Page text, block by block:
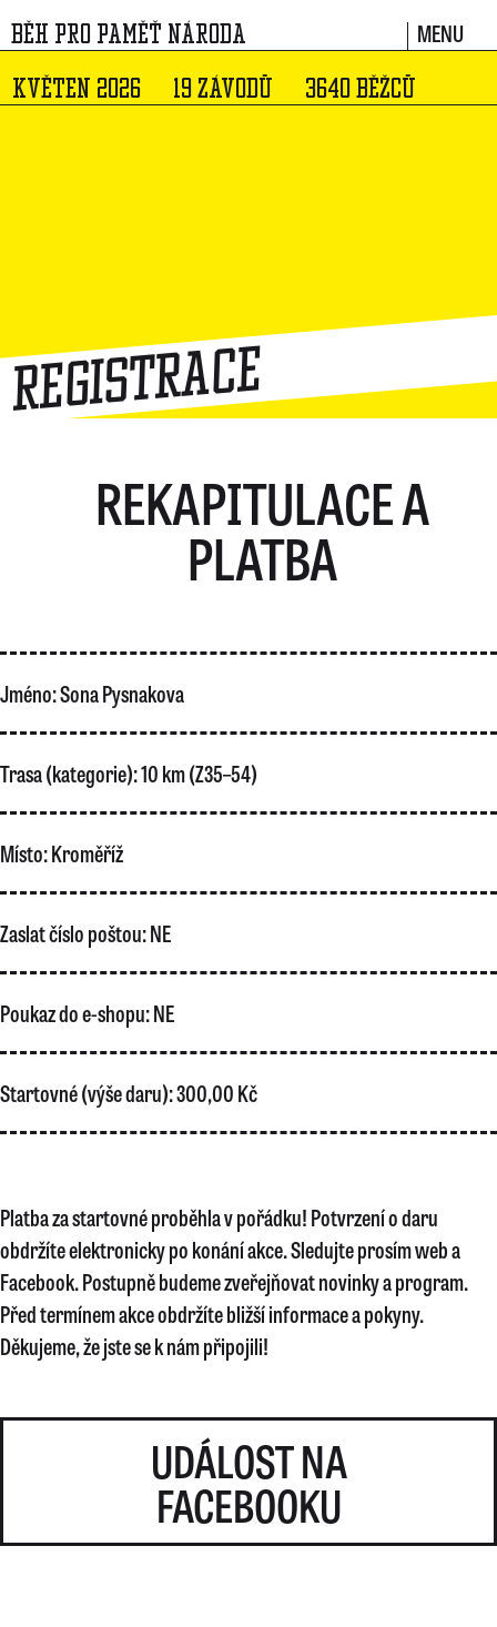
BĚH PRO PAMĚŤ NÁRODA MENU
KVĚTEN 2026 19 ZÁVODŮ 3640 BĚŽCŮ
Registrace
REKAPITULACE A
PLATBA
Jméno:Sona Pysnakova
Trasa (kategorie):10 km (Z35–54)
Místo:Kroměříž
Zaslat číslo poštou:NE
Poukaz do e-shopu:NE
Startovné (výše daru):300,00 Kč
Platba za startovné proběhla v pořádku! Potvrzení o daru
obdržíte elektronicky po konání akce. Sledujte prosím web a
Facebook. Postupně budeme zveřejňovat novinky a program.
Před termínem akce obdržíte bližší informace a pokyny.
Děkujeme, že jste se k nám připojili!
UDÁLOST NA
FACEBOOKU